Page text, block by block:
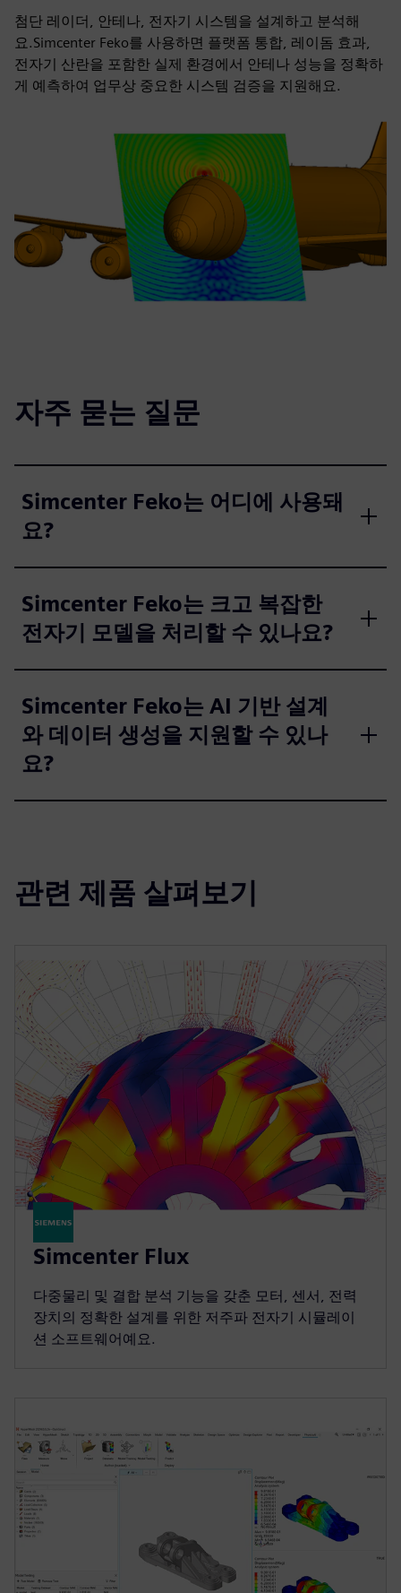
첨단 레이더, 안테나, 전자기 시스템을 설계하고 분석해
요.Simcenter Feko를 사용하면 플랫폼 통합, 레이돔 효과,
전자기 산란을 포함한 실제 환경에서 안테나 성능을 정확하
게 예측하여 업무상 중요한 시스템 검증을 지원해요.
자주 묻는 질문
Simcenter Feko는 어디에 사용돼
요?
Simcenter Feko는 크고 복잡한
전자기 모델을 처리할 수 있나요?
Simcenter Feko는 AI 기반 설계
와 데이터 생성을 지원할 수 있나
요?
관련 제품 살펴보기
Simcenter Flux
다중물리 및 결합 분석 기능을 갖춘 모터, 센서, 전력
장치의 정확한 설계를 위한 저주파 전자기 시뮬레이
션 소프트웨어예요.